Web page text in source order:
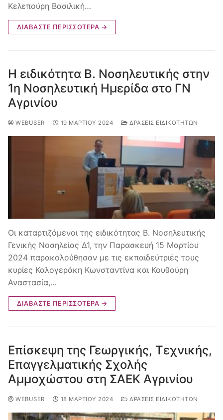
Κελεπούρη Βασιλική…
ΔΙΑΒΆΣΤΕ ΠΕΡΙΣΣΌΤΕΡΑ →
Η ειδικότητα Β. Νοσηλευτικής στην
1η Νοσηλευτική Ημερίδα στο ΓΝ
Αγρινίου
WEBUSER 19 ΜΑΡΤΊΟΥ 2024 ΔΡΆΣΕΙΣ ΕΙΔΙΚΟΤΉΤΩΝ
Οι καταρτιζόμενοι της ειδικότητας Β. Νοσηλευτικής
Γενικής Νοσηλείας Δ1, την Παρασκευή 15 Μαρτίου
2024 παρακολούθησαν με τις εκπαιδεύτριές τους
κυρίες Καλογεράκη Κωνσταντίνα και Κουθούρη
Αναστασία,…
ΔΙΑΒΆΣΤΕ ΠΕΡΙΣΣΌΤΕΡΑ →
Επίσκεψη της Γεωργικής, Τεχνικής,
Επαγγελματικής Σχολής
Αμμοχώστου στη ΣΑΕΚ Αγρινίου
WEBUSER 18 ΜΑΡΤΊΟΥ 2024 ΔΡΆΣΕΙΣ ΕΙΔΙΚΟΤΉΤΩΝ